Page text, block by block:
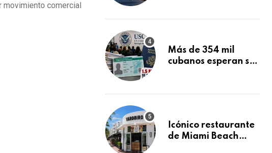
comercial
tras Writ of
Más de 354 mil
cubanos esperan su
acumula 1.5 millones
Icónico restaurante
de Miami Beach